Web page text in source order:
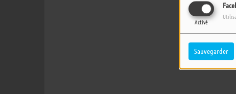
Activé
Sauvegarder